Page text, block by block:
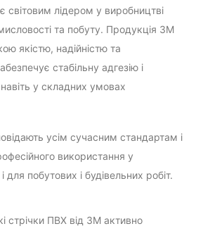
світовим лідером у виробництві
та побуту. Продукція 3М
якістю, надійністю та
стабільну адгезію і
у складних умовах
усім сучасним стандартам і
використання у
для побутових і будівельних робіт.
стрічки ПВХ від 3М активно